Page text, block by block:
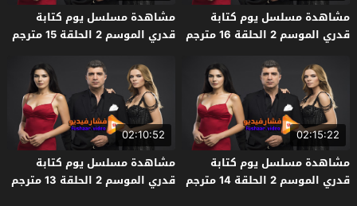
مشاهدة مسلسل يوم كتابة
قدري الموسم 2 الحلقة 16 مترجم
مشاهدة مسلسل يوم كتابة
قدري الموسم 2 الحلقة 15 مترجم
02:15:22
مشاهدة مسلسل يوم كتابة
قدري الموسم 2 الحلقة 14 مترجم
02:10:52
مشاهدة مسلسل يوم كتابة
قدري الموسم 2 الحلقة 13 مترجم